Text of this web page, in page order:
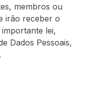
membros ou
irão receber o
lei,
Dados Pessoais,